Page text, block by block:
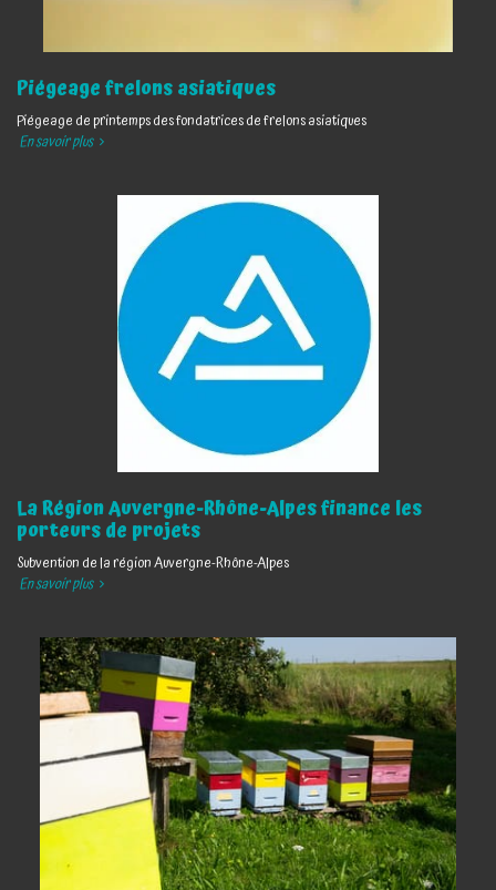
Piégeage frelons asiatiques
Piégeage de printemps des fondatrices de frelons asiatiques
En savoir plus
La Région Auvergne-Rhône-Alpes finance les
porteurs de projets
Subvention de la région Auvergne-Rhône-Alpes
En savoir plus